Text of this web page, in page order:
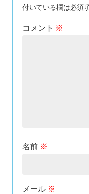
付いている欄は必須
コメント ※
名前 ※
メール ※